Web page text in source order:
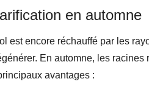
en automne
est encore réchauffé par les
En automne, les
avantages :